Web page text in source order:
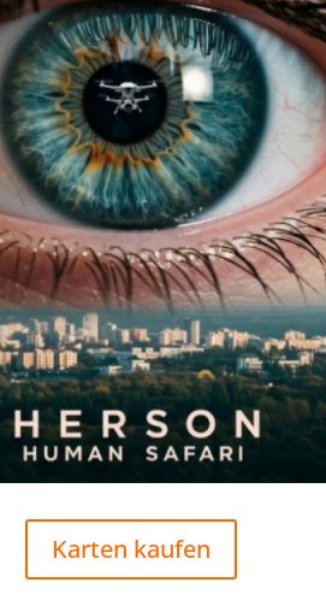
Karten kaufen